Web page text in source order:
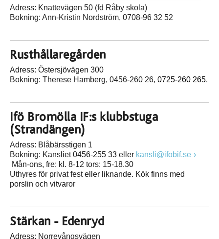
Adress: Knattevägen 50 (fd Råby skola)
Bokning: Ann-Kristin Nordström, 0708-96 32 52
Rusthållaregården
Adress: Östersjövägen 300
Bokning: Therese Hamberg, 0456-260 26, 0725-260 265.
Ifö Bromölla IF:s klubbstuga
(Strandängen)
Adress: Blåbärsstigen 1
Bokning: Kansliet 0456-255 33 eller kansli@ifobif.se
Mån-ons, fre: kl. 8-12 tors: 15-18.30
Uthyres för privat fest eller liknande. Kök finns med
porslin och vitvaror
Stärkan - Edenryd
Adress: Norrevångsvägen